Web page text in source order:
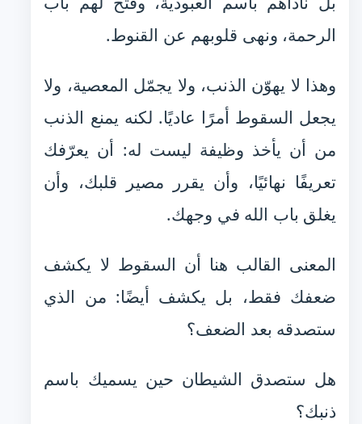
الرحمة، ونهى قلوبهم عن القنوط.
وهذا لا يهوّن الذنب، ولا يجمّل المعصية، ولا
يجعل السقوط أمرًا عاديًا. لكنه يمنع الذنب
من أن يأخذ وظيفة ليست له: أن يعرّفك
تعريفًا نهائيًا، وأن يقرر مصير قلبك، وأن
يغلق باب الله في وجهك.
المعنى القالب هنا أن السقوط لا يكشف
ضعفك فقط، بل يكشف أيضًا: من الذي
ستصدقه بعد الضعف؟
هل ستصدق الشيطان حين يسميك باسم
ذنبك؟